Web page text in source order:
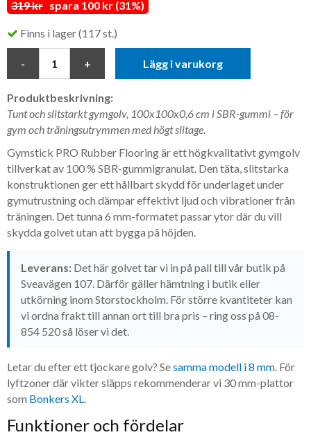
319 kr spara 100 kr (31%)
Finns i lager (117 st.)
Lägg i varukorg
Produktbeskrivning:
Tunt och slitstarkt gymgolv, 100x100x0,6 cm i SBR-gummi – för
gym och träningsutrymmen med högt slitage.
Gymstick PRO Rubber Flooring är ett högkvalitativt gymgolv
tillverkat av 100 % SBR-gummigranulat. Den täta, slitstarka
konstruktionen ger ett hållbart skydd för underlaget under
gymutrustning och dämpar effektivt ljud och vibrationer från
träningen. Det tunna 6 mm-formatet passar ytor där du vill
skydda golvet utan att bygga på höjden.
Leverans: Det här golvet tar vi in på pall till vår butik på
Sveavägen 107. Därför gäller hämtning i butik eller
utkörning inom Storstockholm. För större kvantiteter kan
vi ordna frakt till annan ort till bra pris – ring oss på 08-
854 520 så löser vi det.
Letar du efter ett tjockare golv? Sesamma modell i 8 mm. För
lyftzoner där vikter släpps rekommenderar vi 30 mm-plattor
som Bonkers XL.
Funktioner och fördelar